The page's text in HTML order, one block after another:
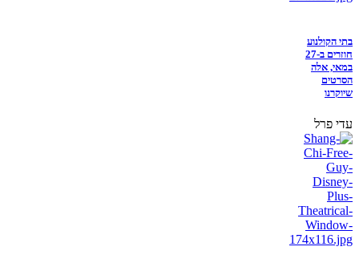
בתי הקולנוע
חוזרים ב-27
במאי, אלה
הסרטים
שיוקרנו
עדי פרל